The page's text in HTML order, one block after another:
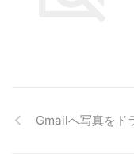
Gmailへ写真をド